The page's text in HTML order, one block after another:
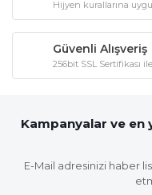
Hijyen kurallarına
Güvenli Alışveriş
256bit SSL Sertifikası
Kampanyalar ve en
E-Mail adresinizi haber